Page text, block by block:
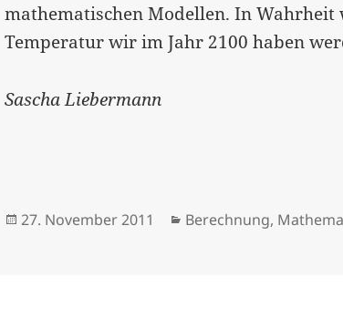
mathematischen Modellen. In Wahrheit
Temperatur wir im Jahr 2100 haben
Sascha Liebermann
Veröffentlicht
27. November 2011 Kategorien
Berechnung,